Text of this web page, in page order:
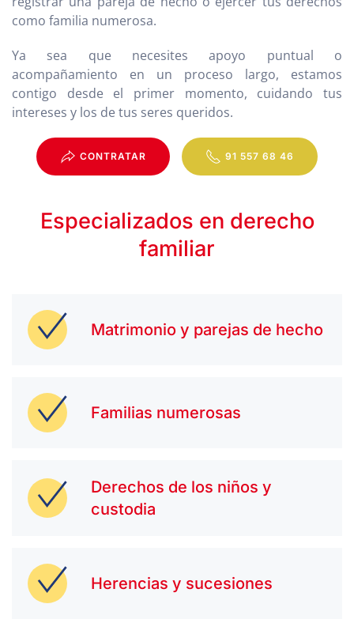
como familia numerosa.
Ya sea que necesites apoyo puntual o
acompañamiento en un proceso largo, estamos
contigo desde el primer momento, cuidando tus
intereses y los de tus seres queridos.
CONTRATAR 91 557 68 46
Especializados en derecho
familiar
Matrimonio y parejas de hecho
Familias numerosas
Derechos de los niños y
custodia
Herencias y sucesiones